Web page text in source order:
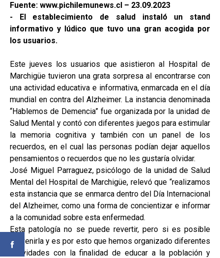
Fuente: www.pichilemunews.cl – 23.09.2023
- El establecimiento de salud instaló un stand
informativo y lúdico que tuvo una gran acogida por
los usuarios.
Este jueves los usuarios que asistieron al Hospital de
Marchigüe tuvieron una grata sorpresa al encontrarse con
una actividad educativa e informativa, enmarcada en el día
mundial en contra del Alzheimer. La instancia denominada
“Hablemos de Demencia” fue organizada por la unidad de
Salud Mental y contó con diferentes juegos para estimular
la memoria cognitiva y también con un panel de los
recuerdos, en el cual las personas podían dejar aquellos
pensamientos o recuerdos que no les gustaría olvidar.
José Miguel Parraguez, psicólogo de la unidad de Salud
Mental del Hospital de Marchigüe, relevó que “realizamos
esta instancia que se enmarca dentro del Día Internacional
del Alzheimer, como una forma de concientizar e informar
a la comunidad sobre esta enfermedad.
Esta patología no se puede revertir, pero si es posible
prevenirla y es por esto que hemos organizado diferentes
actividades con la finalidad de educar a la población y